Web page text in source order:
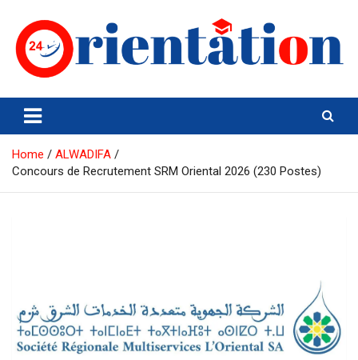
content
Orientation24
Emploi et Orientation au Maroc
Home
ALWADIFA
Concours de Recrutement SRM Oriental 2026 (230 Postes)